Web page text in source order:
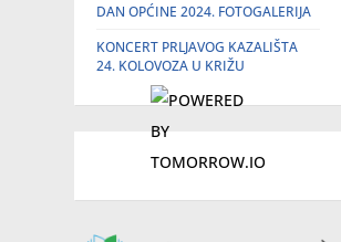
DAN OPĆINE 2024. FOTOGALERIJA
KONCERT PRLJAVOG KAZALIŠTA
24. KOLOVOZA U KRIŽU